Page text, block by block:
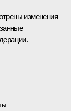
изменения